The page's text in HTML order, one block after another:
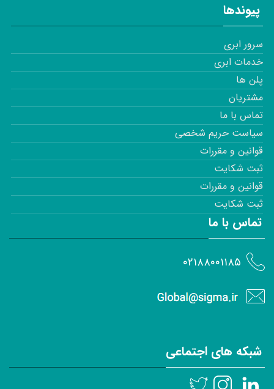
پیوندها
سرور ابری
خدمات ابری
پلن ها
مشتریان
تماس با ما
سیاست حریم شخصی
قوانین و مقررات
ثبت شکایت
قوانین و مقررات
ثبت شکایت
تماس با ما
۰۲۱۸۸۰۰۱۱۸۵
شبکه های اجتماعی